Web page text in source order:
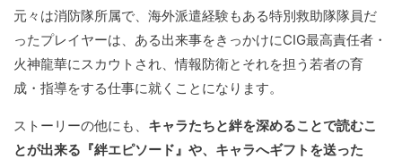
元々は消防隊所属で、海外派遣経験もある特別救助隊隊員だ
ったプレイヤーは、ある出来事をきっかけにCIG最高責任者・
火神龍華にスカウトされ、情報防衛とそれを担う若者の育
成・指導をする仕事に就くことになります。
ストーリーの他にも、 キャラたちと絆を深めることで読むこ
とが出来る『絆エピソード』や、キャラへギフトを送った